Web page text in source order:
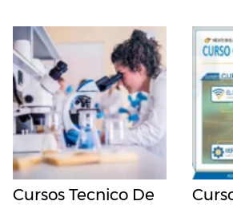
Cursos Tecnico De